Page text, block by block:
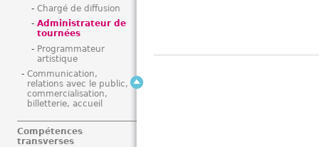
Chargé de diffusion
Administrateur de
tournées
Programmateur
artistique
Communication,
relations avec le public,
commercialisation,
billetterie, accueil
Compétences
transverses